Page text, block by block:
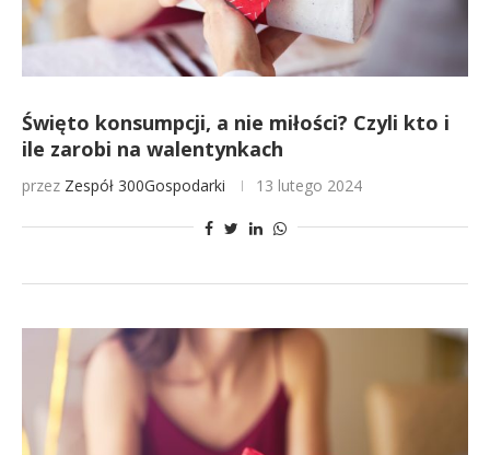
Święto konsumpcji, a nie miłości? Czyli kto i
ile zarobi na walentynkach
przez Zespół 300Gospodarki 13 lutego 2024